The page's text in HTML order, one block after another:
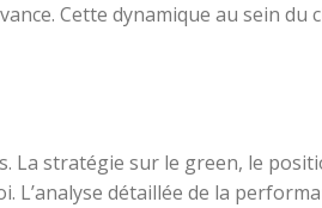
Cette dynamique au sein du
La stratégie sur le green, le
détaillée de la